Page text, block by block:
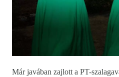
Már javában zajlott a PT-